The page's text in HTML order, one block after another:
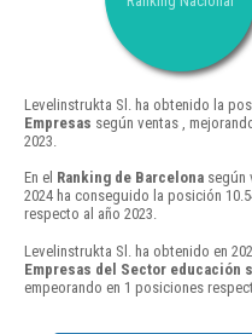
Levelinstrukta Sl. ha obtenido la
Empresas según ventas ,
2023.
En el Ranking de Barcelona según
2024 ha conseguido la posición
respecto al año 2023.
Levelinstrukta Sl. ha obtenido en
Empresas del Sector educación
empeorando en 1 posiciones